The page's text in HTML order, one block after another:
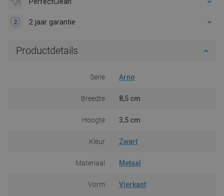
2 jaar garantie
Productdetails
Serie Arno
Breedte 8,5 cm
Hoogte 3,5 cm
Kleur Zwart
Materiaal Metaal
Vorm Vierkant